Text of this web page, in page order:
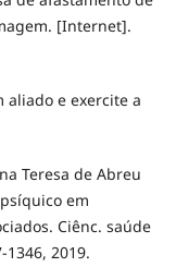
[Internet].
aliado e exercite a
Teresa de Abreu
em
Ciênc. saúde
1346, 2019.